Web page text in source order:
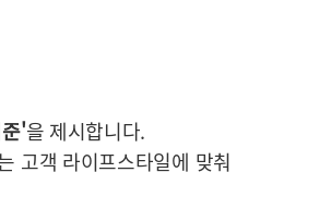
'을 제시합니다.
고객 라이프스타일에 맞춰